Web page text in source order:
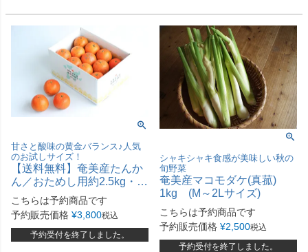
甘さと酸味の黄金バランス♪人気
のお試しサイズ！
【送料無料】奄美産たんか
ん／おためし用約2.5kg・
MS玉 ≪2026年2－3月発
送≫
こちらは予約商品です
予約販売価格 ¥3,800税込
予約受付を終了しました。
シャキシャキ食感が美味しい秋の
旬野菜
奄美産マコモダケ(真菰)
1kg (M～2Lサイズ)
こちらは予約商品です
予約販売価格 ¥2,500税込
予約受付を終了しました。